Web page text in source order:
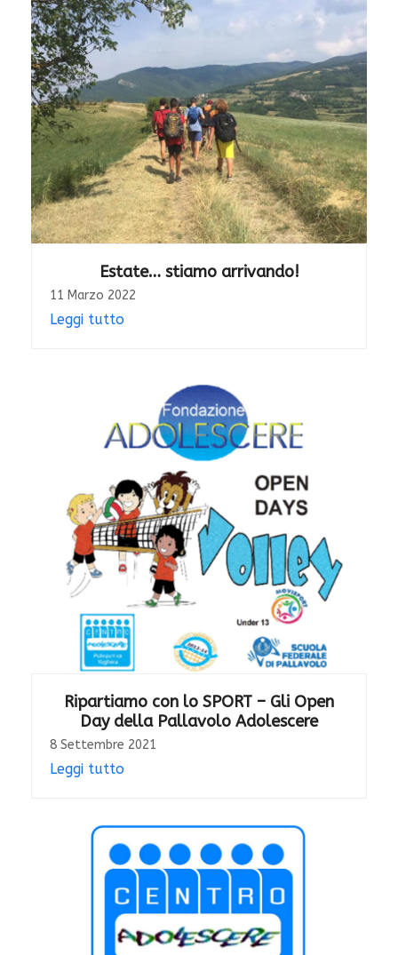
Estate… stiamo arrivando!
11 Marzo 2022
Leggi tutto
Ripartiamo con lo SPORT – Gli Open
Day della Pallavolo Adolescere
8 Settembre 2021
Leggi tutto